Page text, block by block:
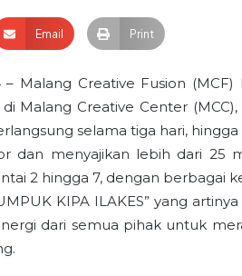
Email Print
Malang Creative Fusion
Malang Creative Center
selama tiga hari,
dan menyajikan lebih dari 25
2 hingga 7, dengan berbagai
KIPA ILAKES” yang
dari semua pihak untuk